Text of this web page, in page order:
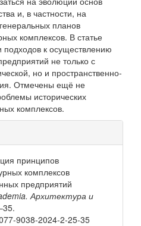
и, в частности, на
планов
комплексов. В статье
к осуществлению
не только с
но и пространственно-
Отмечены ещё не
исторических
комплексов.
принципов
комплексов
предприятий
Архитектура и
9038-2024-2-25-35